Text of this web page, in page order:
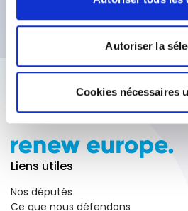
Autoriser la
Cookies nécessaires
Liens utiles
Nos députés
Ce que nous défendons